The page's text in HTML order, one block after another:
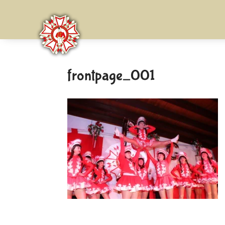
frontpage_001